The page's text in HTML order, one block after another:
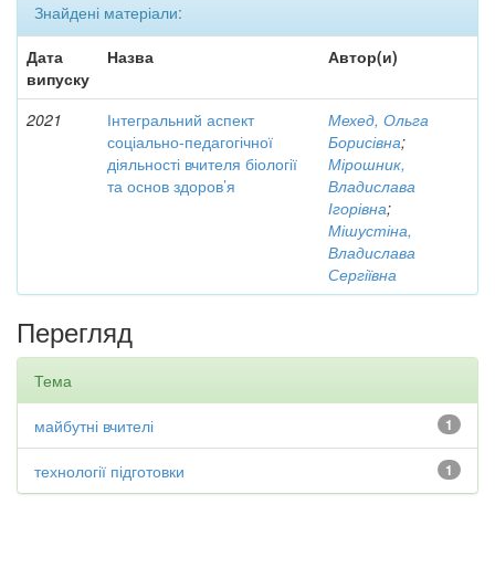
Знайдені матеріали:
Дата
випуску
Назва Автор(и)
2021
Інтегральний аспект
соціально-педагогічної
діяльності вчителя біології
та основ здоров’я
Мехед, Ольга
Борисівна;
Мірошник,
Владислава
Ігорівна;
Мішустіна,
Владислава
Сергіївна
Перегляд
Тема
1
майбутні вчителі
1
технології підготовки